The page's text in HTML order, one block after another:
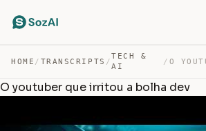
HOME / TRANSCRIPTS /
TECH &
AI
/
O youtuber que irritou a bolha dev